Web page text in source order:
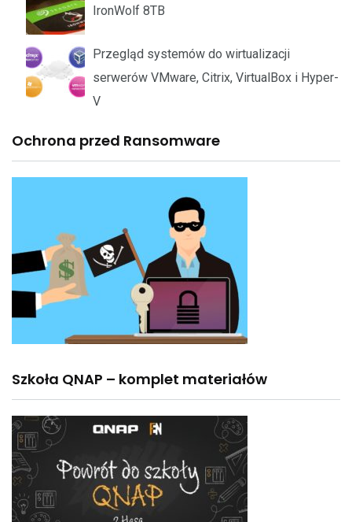
IronWolf 8TB
Przegląd systemów do wirtualizacji
serwerów VMware, Citrix, VirtualBox i Hyper-
V
Ochrona przed Ransomware
Szkoła QNAP – komplet materiałów